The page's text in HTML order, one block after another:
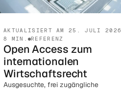
AKTUALISIERT AM 25. JULI 2026
8 MIN.
REFERENZ
Open Access zum
internationalen
Wirtschaftsrecht
Ausgesuchte, frei zugängliche